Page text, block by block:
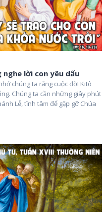
nghe lời con yêu dấu
chúng ta rằng cuộc đời Kitô
Chúng ta cần những giây phút
Lễ, tĩnh tâm để gặp gỡ Chúa